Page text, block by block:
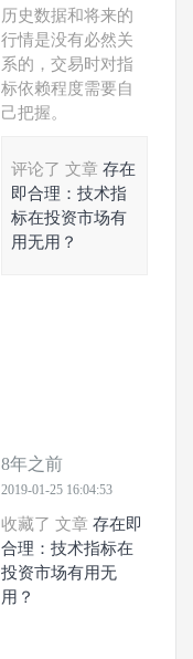
历史数据和将来的
行情是没有必然关
系的，交易时对指
标依赖程度需要自
己把握。
评论了 文章 存在
即合理：技术指
标在投资市场有
用无用？
8年之前
2019-01-25 16:04:53
收藏了 文章 存在即
合理：技术指标在
投资市场有用无
用？